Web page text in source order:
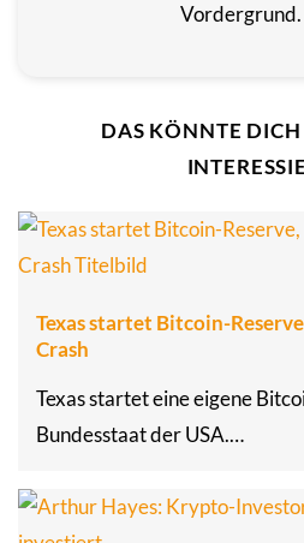
Vordergrund.
DAS KÖNNTE
Texas startet Bitcoin-
Crash
Texas startet eine eigene
Bundesstaat der USA.…